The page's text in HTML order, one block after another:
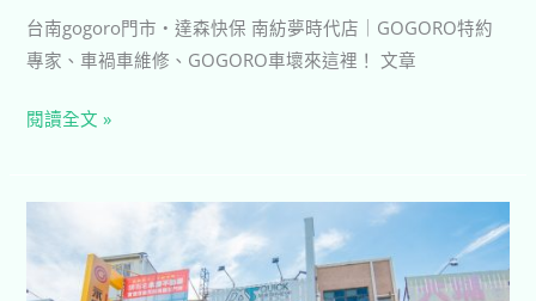
台南gogoro門市・達森快保 南紡夢時代店｜GOGORO特約
專家、車禍車維修、GOGORO車壞來這裡！ 文章
閱讀全文 »